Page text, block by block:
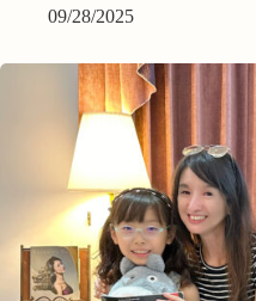
09/28/2025